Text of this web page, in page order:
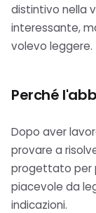
distintivo nella
interessante,
volevo leggere.
Perché
Dopo aver
provare a
progettato per
piacevole da
indicazioni.